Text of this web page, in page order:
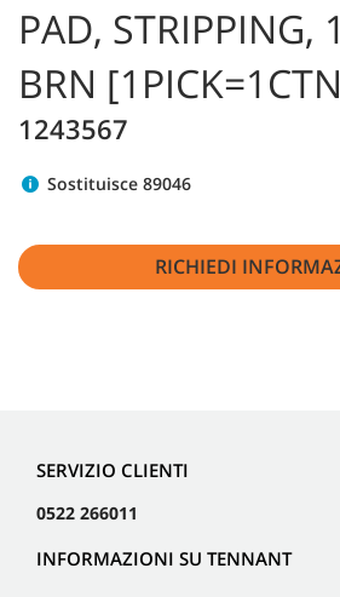
PAD, STRIPPING,
BRN
1243567
Sostituisce 89046
RICHIEDI
SERVIZIO CLIENTI
0522 266011
INFORMAZIONI SU TENNANT